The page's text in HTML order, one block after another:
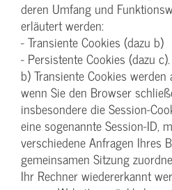
deren Umfang und
erläutert werden:
- Transiente Cookies (dazu b)
- Persistente Cookies (dazu c).
b) Transiente Cookies
wenn Sie den Browser
insbesondere die Session-
eine sogenannte Session-ID,
verschiedene Anfragen Ihres
gemeinsamen Sitzung
Ihr Rechner wiedererkannt